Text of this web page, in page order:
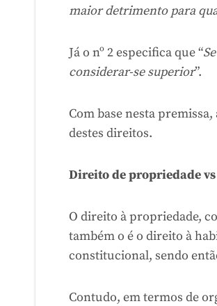
maior detrimento para
Já o nº 2 especifica que “
considerar-se superior”.
Com base nesta
destes direitos.
Direito de propriedade
O direito à propriedade,
também o é o direito à
constitucional, sendo
Contudo, em termos de